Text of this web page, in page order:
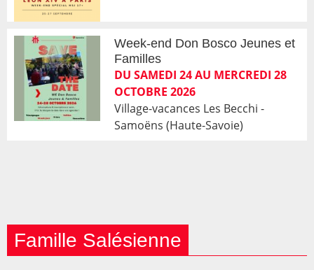
Week-end Don Bosco Jeunes et
Familles
DU SAMEDI 24 AU MERCREDI 28
OCTOBRE 2026
Village-vacances Les Becchi -
Samoëns (Haute-Savoie)
Famille Salésienne